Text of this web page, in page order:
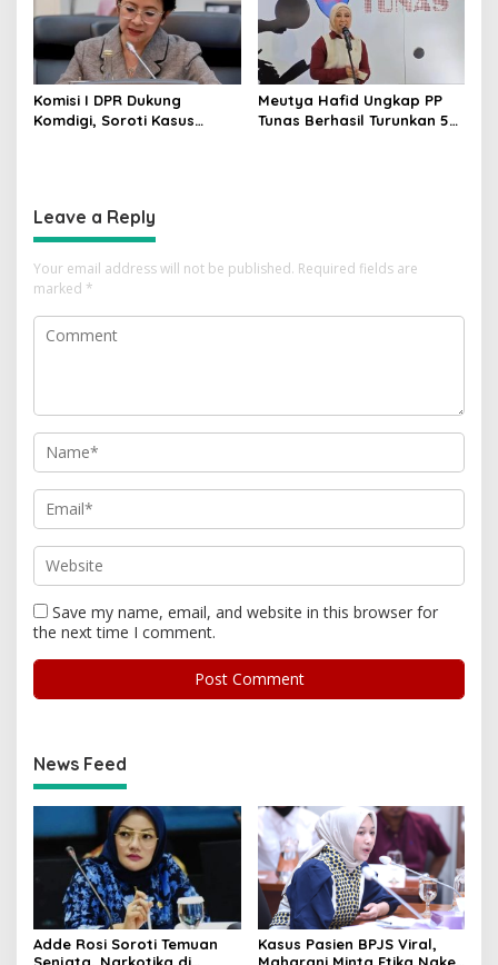
Komisi I DPR Dukung
Komdigi, Soroti Kasus
Meutya Hafid Ungkap PP
Tunas Berhasil Turunkan 5
Leave a Reply
Your email address will not be published. Required fields are
marked *
Save my name, email, and website in this browser for
the next time I comment.
News Feed
Adde Rosi Soroti Temuan
Senjata, Narkotika di
Kasus Pasien BPJS Viral,
Maharani Minta Etika Nakes